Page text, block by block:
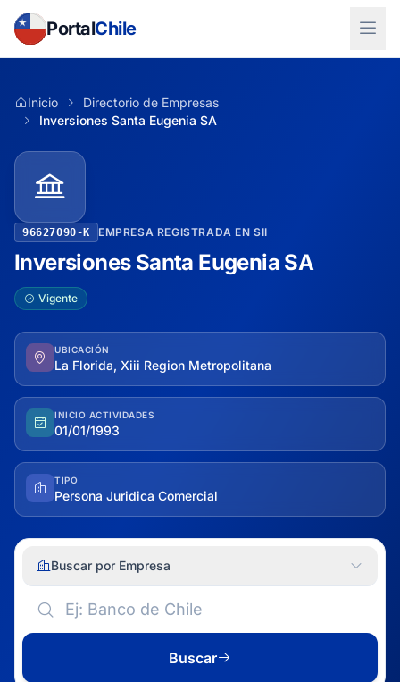
PortalChile
Inicio
Directorio de Empresas
Inversiones Santa Eugenia SA
96627090-K EMPRESA REGISTRADA EN SII
Inversiones Santa Eugenia SA
Vigente
UBICACIÓN
La Florida, Xiii Region Metropolitana
INICIO ACTIVIDADES
01/01/1993
TIPO
Persona Juridica Comercial
Buscar por Empresa
Buscar